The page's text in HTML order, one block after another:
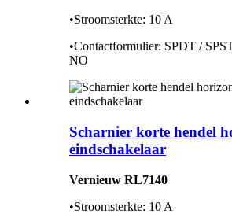
•Stroomsterkte: 10 A
•Contactformulier: SPDT /
NO
Scharnier korte hendel
eindschakelaar
Vernieuw RL7140
•Stroomsterkte: 10 A